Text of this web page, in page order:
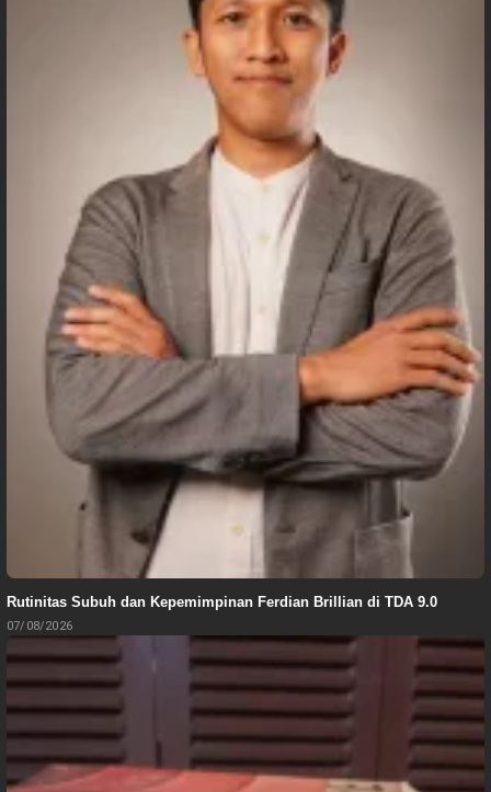
Rutinitas Subuh dan Kepemimpinan Ferdian Brillian di TDA 9.0
07/08/2026